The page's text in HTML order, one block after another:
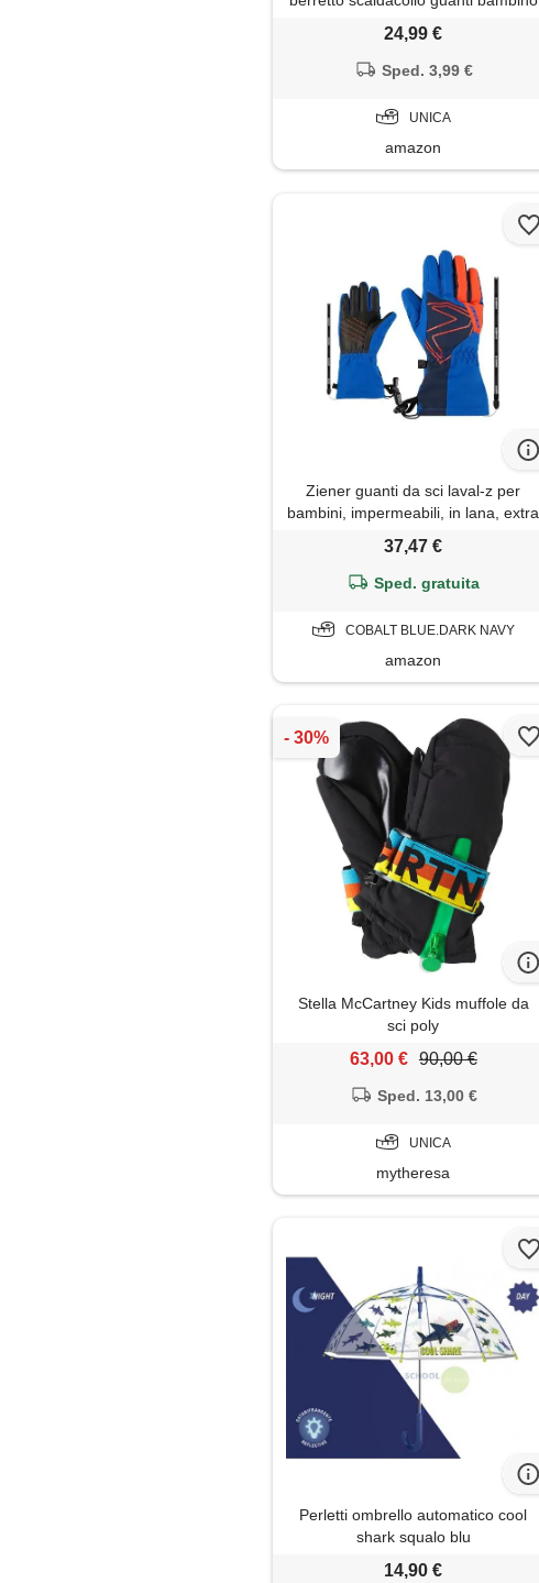
24,99 €
Sped. 3,99 €
UNICA
amazon
Ziener guanti da sci laval-z per
bambini, impermeabili, in lana, extra
37,47 €
Sped. gratuita
COBALT BLUE.DARK NAVY
amazon
Stella McCartney Kids muffole da
sci poly
63,00 € 90,00 €
Sped. 13,00 €
UNICA
mytheresa
Perletti ombrello automatico cool
shark squalo blu
14,90 €